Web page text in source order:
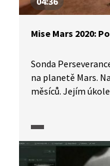
Mise Mars 2020:
Sonda
na planetě Mars.
měsíců. Jejím
je technické
na kolečkách“ pro
planetě? Minuty